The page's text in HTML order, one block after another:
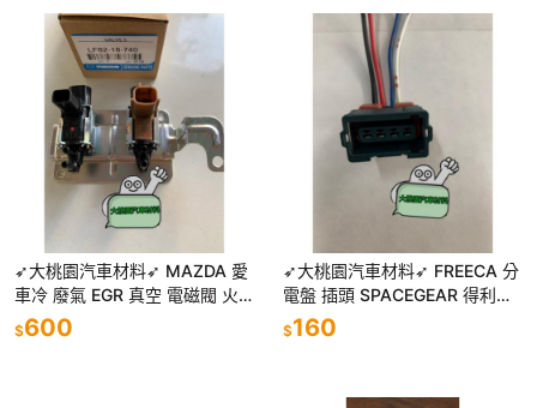
➶大桃園汽車材料➶ MAZDA 愛
車冷 廢氣 EGR 真空 電磁閥 火
車頭 馬5 MAZDA5 MAZDA6 I
MAX
$600
➶大桃園汽車材料➶ FREECA 分
電盤 插頭 SPACEGEAR 得利卡
2.0 2.4 DE 噴射車 分電盤插頭
$160